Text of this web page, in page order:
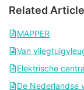
Related
MAPPER
Van
Elektrische
De Nederlandse